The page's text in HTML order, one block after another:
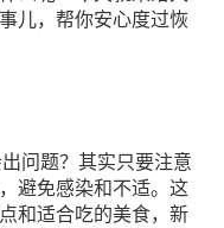
儿，帮你安心度过恢
问题？其实只要注意
避免感染和不适。这
和适合吃的美食，新